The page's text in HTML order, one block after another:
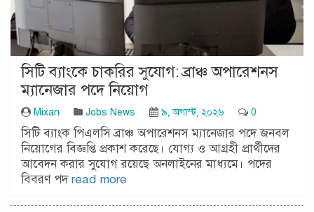
সিটি ব্যাংকে চাকরির সুযোগ: ব্রাঞ্চ অপারেশনস
ম্যানেজার পদে নিয়োগ
Mixan Jobs News ৯, অগাস্ট, ২০২৬ 0
সিটি ব্যাংক পিএলসি ব্রাঞ্চ অপারেশনস ম্যানেজার পদে জনবল
নিয়োগের বিজ্ঞপ্তি প্রকাশ করেছে। যোগ্য ও আগ্রহী প্রার্থীদের
আবেদন করার সুযোগ রয়েছে অনলাইনের মাধ্যমে। পদের
বিবরণ পদread more